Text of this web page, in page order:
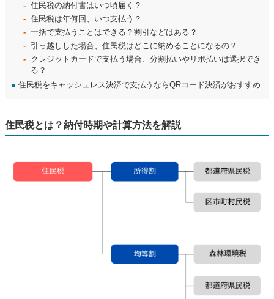
住民税の納付書はいつ頃届く？
住民税は年何回、いつ支払う？
一括で支払うことはできる？割引などはある？
引っ越しした場合、住民税はどこに納めることになるの？
クレジットカードで支払う場合、分割払いやリボ払いは選択でき
る？
● 住民税をキャッシュレス決済で支払うならQRコード決済がおすすめ
住民税とは？納付時期や計算方法を解説